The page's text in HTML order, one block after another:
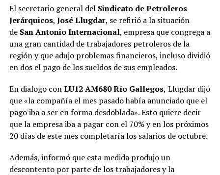
El secretario general del Sindicato de Petroleros
Jerárquicos, José Llugdar, se refirió a la situación
de San Antonio Internacional, empresa que congrega a
una gran cantidad de trabajadores petroleros de la
región y que adujo problemas financieros, incluso dividió
en dos el pago de los sueldos de sus empleados.
En dialogo conLU12 AM680 Río Gallegos, Llugdar dijo
que «la compañía el mes pasado había anunciado que el
pago iba a ser en forma desdoblada». Esto quiere decir
que la empresa iba a pagar con el 70% y en los próximos
20 días de este mes completaría los salarios de octubre.
Además, informó que esta medida produjo un
descontento por parte de los trabajadores y la